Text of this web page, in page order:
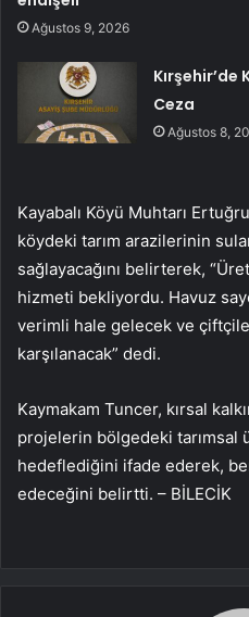
Ağustos 9, 2026
Ceza
Ağustos 8,
Kayabalı Köyü Muhtarı
köydeki tarım arazilerinin
sağlayacağını belirterek,
hizmeti bekliyordu. Havuz
verimli hale gelecek ve
karşılanacak” dedi.
Kaymakam Tuncer, kırsal
projelerin bölgedeki tarımsal
hedeflediğini ifade ederek,
edeceğini belirtti. – BİLECİK